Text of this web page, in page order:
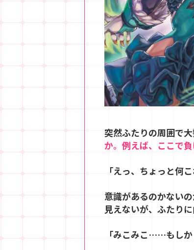
突然ふたりの周囲で
か。例えば、ここで負
「えっ、ちょっと何
意識があるのかない
見えないが、ふたり
「みこみこ……もし